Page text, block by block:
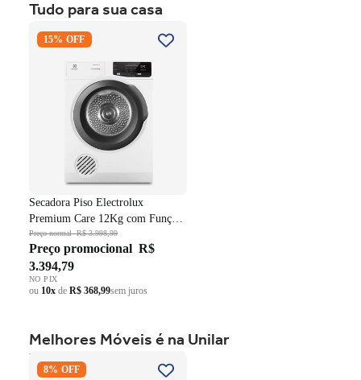
ou10xdeR$ 999,59 sem juros
Tudo para sua casa
Premium Care 12Kg com
Branco 220V
15% OFF
Secadora Piso Electrolux
Premium Care 12Kg com Função
AutoSense SFP12 Branco 220V
Preço normalR$ 3.998,99
Preço promocional R$
3.394,79
NO PIX
ou 10x de R$ 368,99sem juros
Melhores Móveis é na Unilar
Roupeiro Americano Henn
262cm 6 Portas 4 Gavetas
8% OFF